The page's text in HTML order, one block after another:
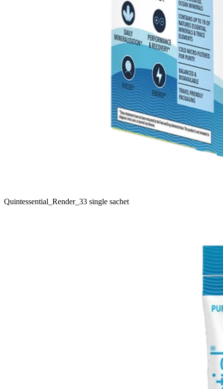
Quintessential_Render_33 single sachet